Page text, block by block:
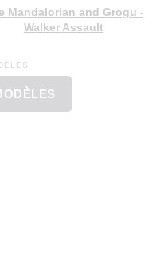
Mandalorian and Grogu -
Walker Assault